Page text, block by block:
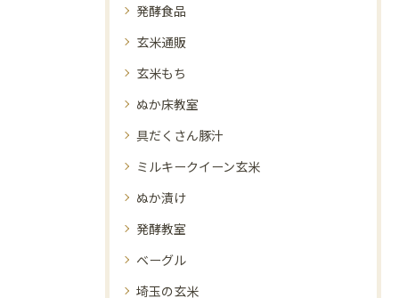
発酵食品
玄米通販
玄米もち
ぬか床教室
具だくさん豚汁
ミルキークイーン玄米
ぬか漬け
発酵教室
ベーグル
埼玉の玄米